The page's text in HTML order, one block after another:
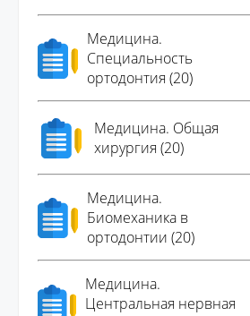
Медицина.
Специальность
ортодонтия (20)
Медицина. Общая
хирургия (20)
Медицина.
Биомеханика в
ортодонтии (20)
Медицина.
Центральная нервная